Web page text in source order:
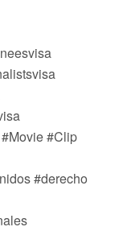
#Clip
#derecho